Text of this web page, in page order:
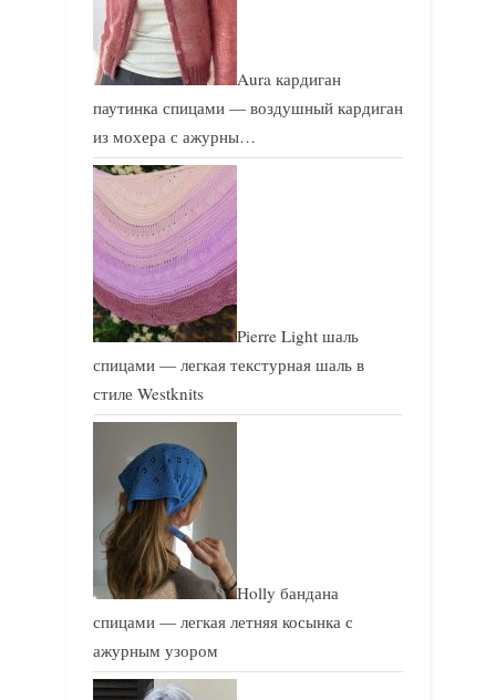
Aura кардиган
паутинка спицами — воздушный кардиган
из мохера с ажурны…
Pierre Light шаль
спицами — легкая текстурная шаль в
стиле Westknits
Holly бандана
спицами — легкая летняя косынка с
ажурным узором